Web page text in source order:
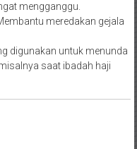
mengganggu.
meredakan gejala
digunakan untuk menunda
saat ibadah haji